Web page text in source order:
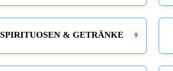
SPIRITUOSEN & GETRÄNKE 9